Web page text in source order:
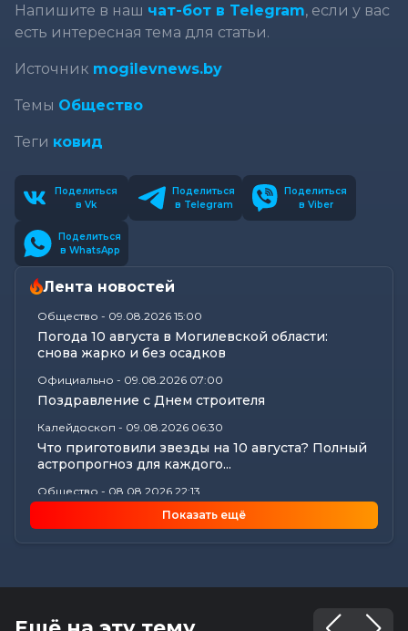
Напишите в наш чат-бот в Telegram, если у вас
есть интересная тема для статьи.
Источник mogilevnews.by
Темы Общество
Теги ковид
Поделиться
в Vk
Поделиться
в Telegram
Поделиться
в Viber
Поделиться
в WhatsApp
Лента новостей
Общество - 09.08.2026 15:00
Погода 10 августа в Могилевской области:
снова жарко и без осадков
Официально - 09.08.2026 07:00
Поздравление с Днем строителя
Калейдоскоп - 09.08.2026 06:30
Что приготовили звезды на 10 августа? Полный
астропрогноз для каждого...
Общество - 08.08.2026 22:13
Как Шклов отметил «День огурца»
В Могилеве впервые проходят масштабные
Показать ещё